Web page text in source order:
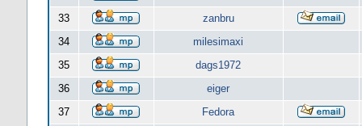
33
zanbru
34
milesimaxi
35
dags1972
36
eiger
37
Fedora